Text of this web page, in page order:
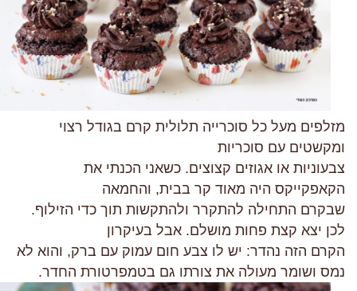
מזלפים מעל כל סוכרייה תלולית קרם בגודל רצוי
ומקשטים עם סוכריות
צבעוניות או אגוזים קצוצים. כשאני הכנתי את
הקאפקייקס היה מאוד קר בבית, והחמאה
שבקרם התחילה להתקרר ולהתקשות תוך כדי הזילוף.
לכן יצא קצת פחות מושלם. אבל בעיקרון
הקרם הזה נהדר: יש לו צבע חום עמוק עם ברק, והוא לא
נמס ושומר מעולה את צורתו גם בטמפרטורת החדר.